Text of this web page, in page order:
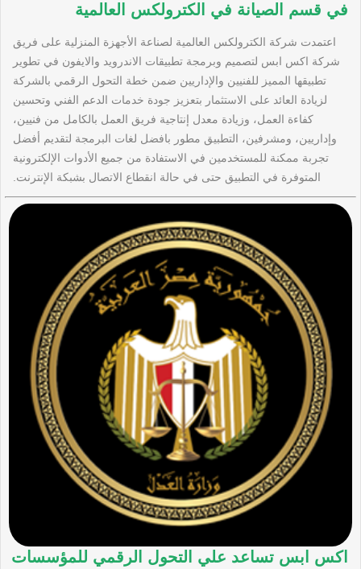
في قسم الصيانة في الكترولكس العالمية
اعتمدت شركة الكترولكس العالمية لصناعة الأجهزة المنزلية على فريق
شركة اكس ابس لتصميم وبرمجة تطبيقات الاندرويد والايفون في تطوير
تطبيقها المميز للفنيين والإداريين ضمن خطة التحول الرقمي بالشركة
لزيادة العائد على الاستثمار بتعزيز جودة خدمات الدعم الفني وتحسين
كفاءة العمل، وزيادة معدل إنتاجية فريق العمل بالكامل من فنيين،
وإداريين، ومشرفين، التطبيق مطور بافضل لغات البرمجة لتقديم أفضل
تجربة ممكنة للمستخدمين في الاستفادة من جميع الأدوات الإلكترونية
المتوفرة في التطبيق حتى في حالة انقطاع الاتصال بشبكة الإنترنت.
اكس ابس تساعد علي التحول الرقمي للمؤسسات